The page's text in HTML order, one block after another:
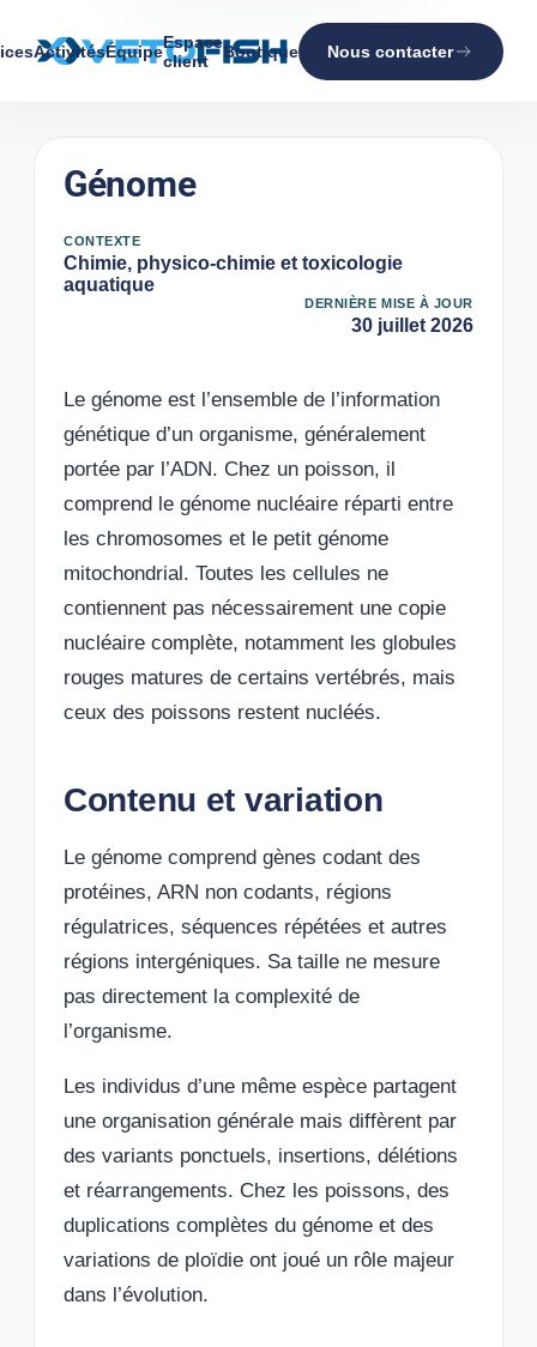
ActivitésÉquipeEspace
client
Boutique Nous contacter
Génome
CONTEXTE
Chimie, physico-chimie et toxicologie
aquatique
DERNIÈRE MISE À JOUR
30 juillet 2026
Le génome est l’ensemble de l’information
génétique d’un organisme, généralement
portée par l’ADN. Chez un poisson, il
comprend le génome nucléaire réparti entre
les chromosomes et le petit génome
mitochondrial. Toutes les cellules ne
contiennent pas nécessairement une copie
nucléaire complète, notamment les globules
rouges matures de certains vertébrés, mais
ceux des poissons restent nucléés.
Contenu et variation
Le génome comprend gènes codant des
protéines, ARN non codants, régions
régulatrices, séquences répétées et autres
régions intergéniques. Sa taille ne mesure
pas directement la complexité de
l’organisme.
Les individus d’une même espèce partagent
une organisation générale mais diffèrent par
des variants ponctuels, insertions, délétions
et réarrangements. Chez les poissons, des
duplications complètes du génome et des
variations de ploïdie ont joué un rôle majeur
dans l’évolution.